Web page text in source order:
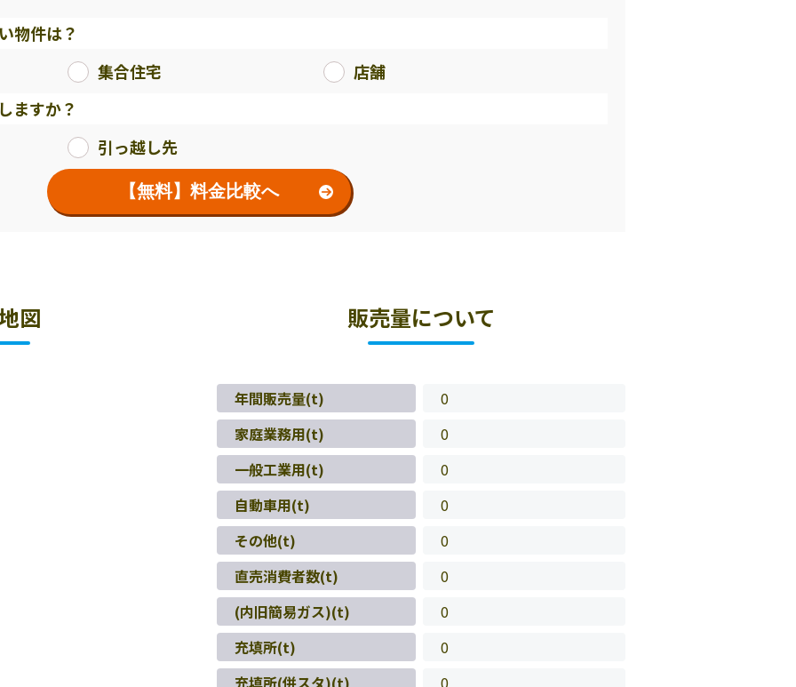
物件は？
集合住宅
店舗
ますか？
引っ越し先
【無料】料金比較へ
図 販売量について
年間販売量(t)
0
家庭業務用(t)
0
一般工業用(t)
0
自動車用(t)
0
その他(t)
0
直売消費者数(t)
0
(内旧簡易ガス)(t)
0
充填所(t)
0
充填所(併スタ)(t)
0